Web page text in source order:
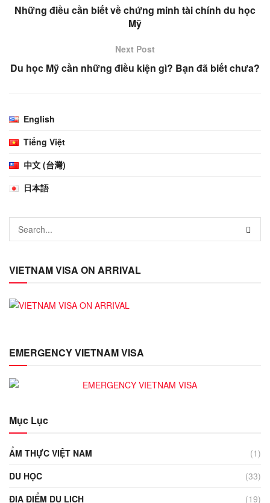
Những điều cần biết về chứng minh tài chính du học
Mỹ
Next Post
Du học Mỹ cần những điều kiện gì? Bạn đã biết chưa?
English
Tiếng Việt
中文 (台灣)
日本語
VIETNAM VISA ON ARRIVAL
EMERGENCY VIETNAM VISA
Mục Lục
ẨM THỰC VIỆT NAM
(1)
DU HỌC
(33)
ĐỊA ĐIỂM DU LỊCH
(19)